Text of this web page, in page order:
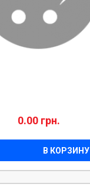
0.00 грн.
В КОРЗИНУ